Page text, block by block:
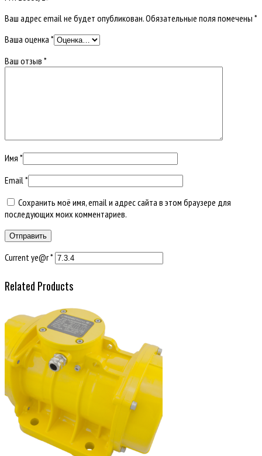
Ваш адрес email не будет опубликован.Обязательные поля помечены *
Ваша оценка *
Ваш отзыв *
Имя *
Email*
Сохранить моё имя, email и адрес сайта в этом браузере для
последующих моих комментариев.
Current ye@r*
Related Products